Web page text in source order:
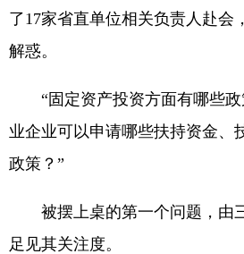
了17家省直单位相关负责人赴会
解惑。
“固定资产投资方面有哪些政
业企业可以申请哪些扶持资金、
政策？”
被摆上桌的第一个问题，由三
足见其关注度。